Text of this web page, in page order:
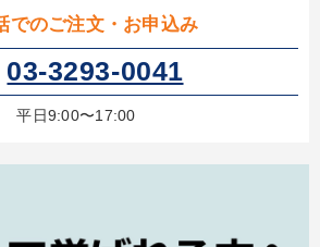
新技術・トレンド 【6月】音声・映像
147回春季大会
ジメント力を磨く 【4月】音声・映像
でのご注文・お申込み
03-3293-0041
平日9:00〜17:00